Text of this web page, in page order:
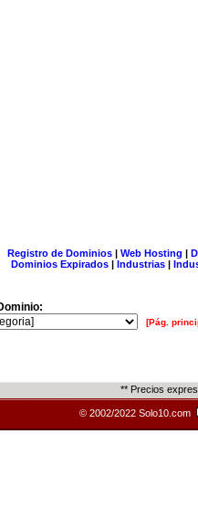
Registro de Dominios| Web Hosting |
Dominios Expirados | Industrias |
[Pág.
** Precios
© 2002/2022 Solo10.com